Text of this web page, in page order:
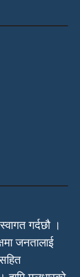
गर्दछौ ।
जनतालाई